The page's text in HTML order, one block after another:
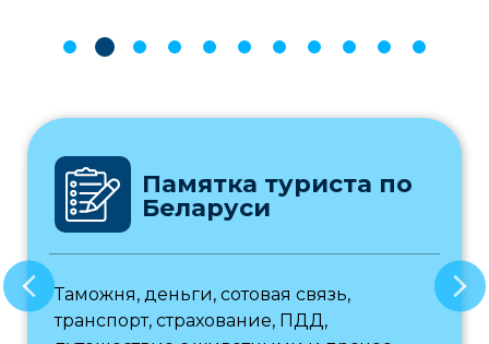
Памятка туриста по
Беларуси
Таможня, деньги, сотовая связь,
транспорт, страхование, ПДД,